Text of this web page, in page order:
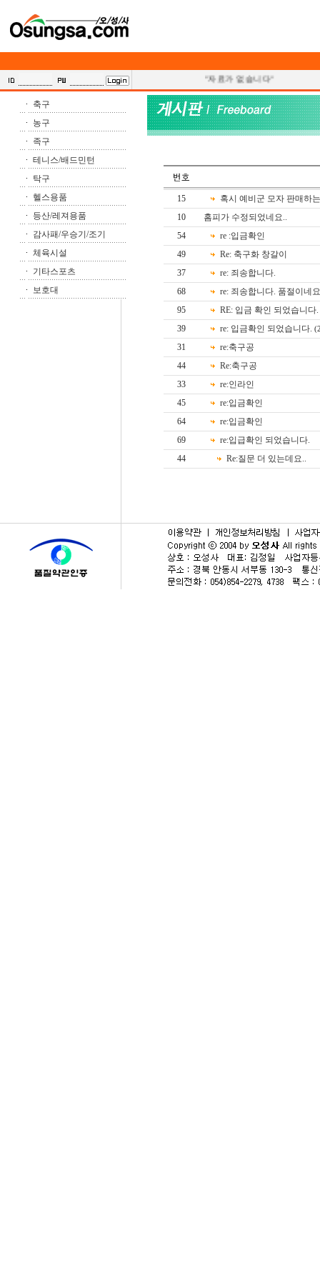
"자료가 없습니다"
축구
농구
족구
테니스/배드민턴
탁구
헬스용품
등산/레져용품
감사패/우승기/조기
체육시설
기타스포츠
보호대
15
혹시 예비군 모자 판매하
10
홈피가 수정되었네요..
54
re :입금확인
49
Re: 축구화 창갈이
37
re: 죄송합니다.
68
re: 죄송합니다. 품절이네
95
RE: 입금 확인 되었습니다.
39
re: 입금확인 되었습니다.
31
re:축구공
44
Re:축구공
33
re:인라인
45
re:입금확인
64
re:입금확인
69
re:입급확인 되었습니다.
44
Re:질문 더 있는데요..